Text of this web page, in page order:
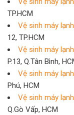
TP.HCM
Vệ sinh máy
12, TP.HCM
Vệ sinh máy
P.13, Q.Tân Bình,
Vệ sinh máy
Phú, HCM
Vệ sinh máy
Q.Gò Vấp, HCM